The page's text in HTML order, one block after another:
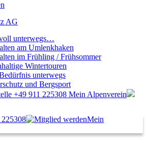
AG
unterwegs…
am Umlenkhaken
im Frühling / Frühsommer
Wintertouren
unterwegs
und Bergsport
+49 911 225308 Mein Alpenverein
Mein